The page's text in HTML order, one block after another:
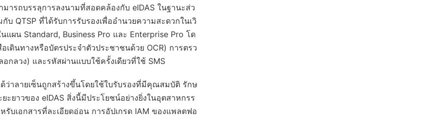
ารถบรรลุการลงนามที่สอดคล้องกับ eIDAS ในฐานะส่ว
QTSP ที่ได้รับการรับรองเพื่ออำนวยความสะดวกในเวิ
ผน Standard, Business Pro และ Enterprise Pro โด
ดินทางหรือบัตรประจำตัวประชาชนด้วย OCR) การตรว
กลวง) และรหัสผ่านแบบใช้ครั้งเดียวที่ใช้ SMS
าลายเซ็นถูกสร้างขึ้นโดยใช้ใบรับรองที่มีคุณสมบัติ รักษ
ยาวของ eIDAS สิ่งนี้มีประโยชน์อย่างยิ่งในอุตสาหกรร
บเอกสารที่ละเอียดอ่อน การอัปเกรด IAM ของแพลตฟอ